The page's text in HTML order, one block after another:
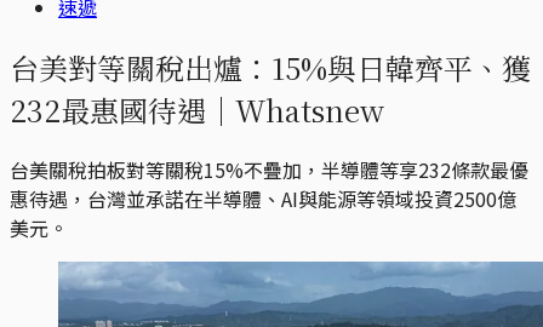
速遞
台美對等關稅出爐：15%與日韓齊平、獲
232最惠國待遇｜Whatsnew
台美關稅拍板對等關稅15%不疊加，半導體等享232條款最優
惠待遇，台灣並承諾在半導體、AI與能源等領域投資2500億
美元。